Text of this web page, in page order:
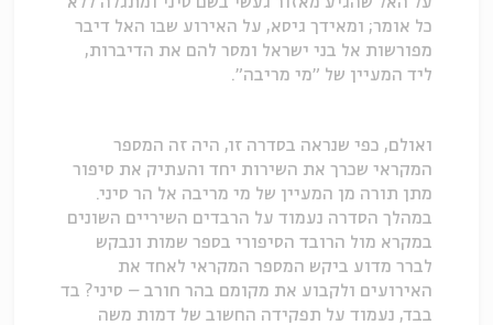
כל אומר; ומאידך גיסא, על האירוע שבו האל דיבר
מפורשות אל בני ישראל ומסר להם את הדיברות,
ליד המעיין של "מי מריבה".
ואולם, כפי שנראה בסדרה זו, היה זה המספר
המקראי שכרך את השירות יחד והעתיק את סיפור
מתן תורה מן המעיין של מי מריבה אל הר סיני.
במהלך הסדרה נעמוד על הרבדים השיריים השונים
במקרא מול הרובד הסיפורי בספר שמות ונבקש
לברר מדוע ביקש המספר המקראי לאחד את
האירועים ולקבוע את מקומם בהר חורב – סיני? בד
בבד, נעמוד על תפקידה החשוב של דמות משה